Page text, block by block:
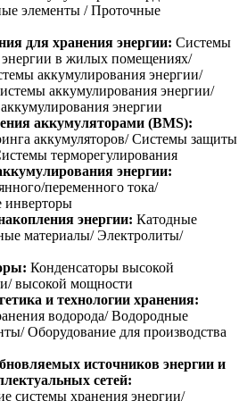
элементы / Проточные
для хранения энергии: Системы
энергии в жилых помещениях/
аккумулирования энергии/
аккумулирования энергии/
энергии
аккумуляторами (BMS):
аккумуляторов/ Системы защиты
терморегулирования
энергии:
переменного тока/
инверторы
энергии: Катодные
материалы/ Электролиты/
Конденсаторы высокой
высокой мощности
и технологии хранения:
водорода/ Водородные
Оборудование для производства
источников энергии и
сетей:
системы хранения энергии/